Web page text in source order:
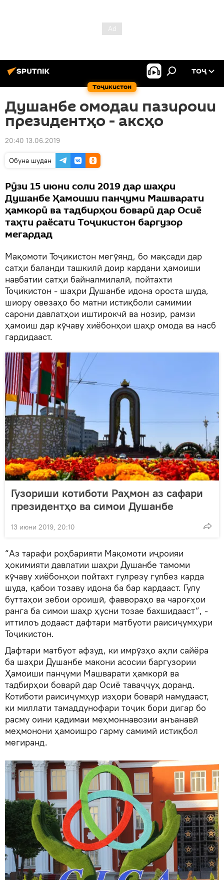
Тоҷикистон
ТОҶ
Душанбе омодаи пазироии
президентҳо - аксҳо
20:40 13.06.2019
Обуна шудан
Рӯзи 15 июни соли 2019 дар шаҳри
Душанбе Ҳамоиши панҷуми Машварати
ҳамкорӣ ва тадбирҳои боварӣ дар Осиё
таҳти раёсати Тоҷикистон баргузор
мегардад
Мақомоти Тоҷикистон мегӯянд, бо мақсади дар
сатҳи баланди ташкилӣ доир кардани ҳамоиши
навбатии сатҳи байналмилалӣ, пойтахти
Тоҷикистон - шаҳри Душанбе идона ороста шуда,
шиору овезаҳо бо матни истиқболи самимии
сарони давлатҳои иштирокчӣ ва нозир, рамзи
ҳамоиш дар кӯчаву хиёбонҳои шаҳр омода ва насб
гардидааст.
Гузориши котиботи Раҳмон аз сафари
президентҳо ва симои Душанбе
13 июни 2019, 20:10
“Аз тарафи роҳбарияти Мақомоти иҷроияи
ҳокимияти давлатии шаҳри Душанбе тамоми
кӯчаву хиёбонҳои пойтахт гулрезу гулбез карда
шуда, қабои тозаву идона ба бар кардааст. Гулу
буттаҳои зебои ороишӣ, фаввораҳо ва чароғҳои
ранга ба симои шаҳр ҳусни тозае бахшидааст”, -
иттилоъ додааст дафтари матбуоти раисиҷумҳури
Тоҷикистон.
Дафтари матбуот афзуд, ки имрӯзҳо аҳли сайёра
ба шаҳри Душанбе макони асосии баргузории
Ҳамоиши панҷуми Машварати ҳамкорӣ ва
тадбирҳои боварӣ дар Осиё таваҷҷуҳ доранд.
Котиботи раисиҷумҳур изҳори боварӣ намудааст,
ки миллати тамаддунофари тоҷик бори дигар бо
расму оини қадимаи меҳмоннавозии анъанавӣ
меҳмонони ҳамоишро гарму самимӣ истиқбол
мегиранд.